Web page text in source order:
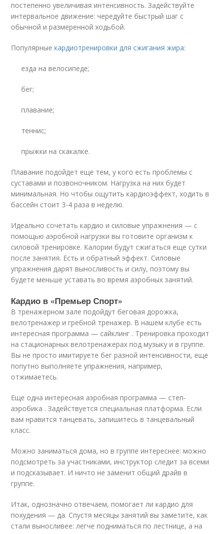
постепенно увеличивая интенсивность. Задействуйте
интервальное движение: чередуйте быстрый шаг с
обычной и размеренной ходьбой.
Популярныекардиотренировки для сжигания жира:
езда на велосипеде;
бег;
плавание;
теннис;
прыжки на скакалке.
Плавание подойдет еще тем, у кого есть проблемы с
суставами и позвоночником. Нагрузка на них будет
минимальная. Но чтобы ощутить кардиоэффект, ходить в
бассейн стоит 3-4 раза в неделю.
Идеально сочетать кардио и силовые упражнения — с
помощью аэробной нагрузки вы готовите организм к
силовой тренировке. Калории будут сжигаться еще сутки
после занятия. Есть и обратный эффект. Силовые
упражнения дарят выносливость и силу, поэтому вы
будете меньше уставать во время аэробных занятий.
Кардио в «Премьер Спорт»
В тренажерном зале подойдут беговая дорожка,
велотренажер и гребной тренажер. В нашем клубе есть
интересная программа — сайклинг . Тренировка проходит
на стационарных велотренажерах под музыку и в группе.
Вы не просто имитируете бег разной интенсивности, еще
попутно выполняете упражнения, например,
отжимаетесь.
Еще одна интересная аэробная программа — степ-
аэробика . Задействуется специальная платформа. Если
вам нравится танцевать, запишитесь в танцевальный
класс.
Можно заниматься дома, но в группе интереснее: можно
подсмотреть за участниками, инструктор следит за всеми
и подсказывает. И ничто не заменит общий драйв в
группе.
Итак, однозначно отвечаем, помогает ли кардио для
похудения — да. Спустя месяцы занятий вы заметите, как
стали выносливее: легче подниматься по лестнице, а на